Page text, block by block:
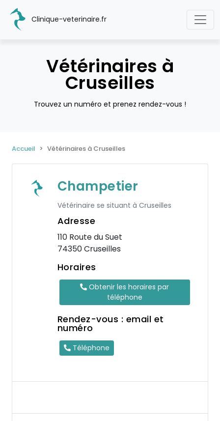
Clinique-veterinaire.fr
Vétérinaires à
Cruseilles
Trouvez un numéro et prenez rendez-vous !
Accueil Vétérinaires à Cruseilles
Champetier
Vétérinaire se situant à Cruseilles
Adresse
110 Route du Suet
74350 Cruseilles
Horaires
Obtenir les horaires par
téléphone
Rendez-vous : email et
numéro
Téléphone